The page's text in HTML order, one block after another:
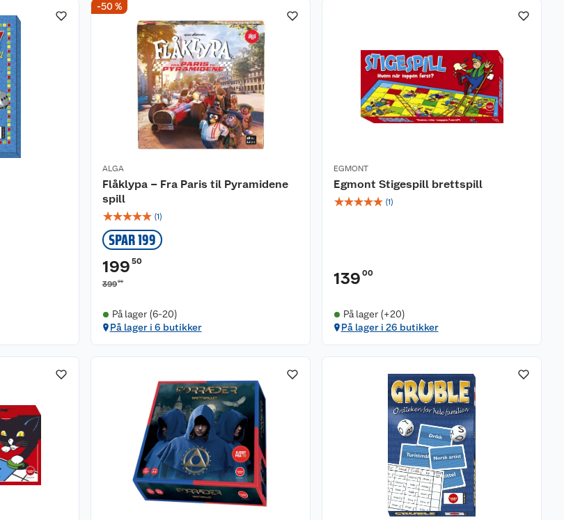
-50 %
ALGA
Flåklypa – Fra Paris til Pyramidene
spill
☆☆☆☆☆ (1)
SPAR 199
199 50
39900
På lager (6-20)
På lager i 6 butikker
EGMONT
Egmont Stigespill brettspill
☆☆☆☆☆ (1)
139 00
På lager (+20)
På lager i 26 butikker